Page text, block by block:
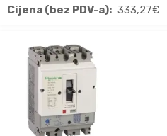
Cijena (bez PDV-a): 333,27€